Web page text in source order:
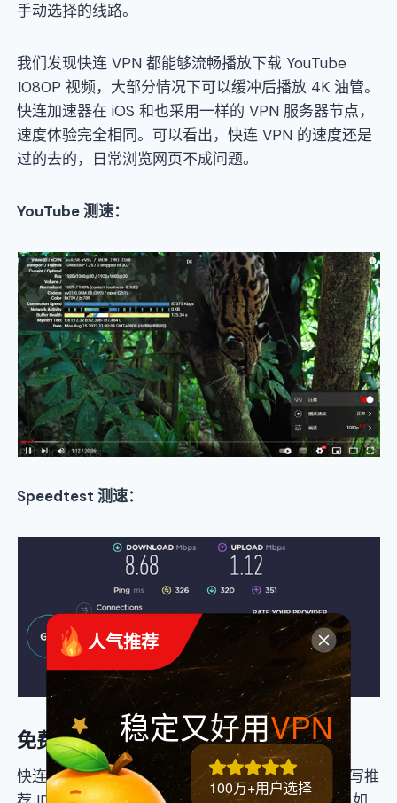
手动选择的线路。
我们发现快连 VPN 都能够流畅播放下载 YouTube
1080P 视频，大部分情况下可以缓冲后播放 4K 油管。
快连加速器在 iOS 和也采用一样的 VPN 服务器节点，
速度体验完全相同。可以看出，快连 VPN 的速度还是
过的去的，日常浏览网页不成问题。
YouTube 测速：
Speedtest 测速：
免费试用快连 VPN
快连 VPN 有 72 小时的免费试用，在 24 小时内填写推
人气推荐
稳定又好用VPN
100万+用户选择